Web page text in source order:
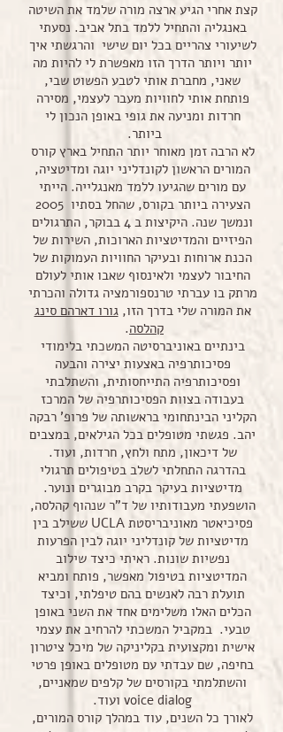
קצת אחרי הגיע ארצה מורה שלמד את השיטה
באנגליה והתחיל ללמד בתל אביב. נסעתי
לשיעורי צהריים בכל יום שישי והרגשתי איך
יותר ויותר הדרך הזו מאפשרת לי להיות מה
שאני, מחברת אותי לטבע הפשוט שבי,
פותחת אותי לחוויות מעבר לעצמי, מסירה
חרדות ומניעה את גופי באופן הנכון לי
ביותר.
לא הרבה זמן מאוחר יותר התחיל בארץ קורס
המורים הראשון לקונדליני יוגה ומדיטציה,
עם מורים שהגיעו ללמד מאנגלייה. הייתי
הצעירה ביותר בקורס, שהחל בסתיו 2005
ונמשך שנה. היקיצות ב 4 בבוקר, התרגולים
הפיזיים והמדיטציות הארוכות, השירות של
הכנת ארוחות ובעיקר החוויות העמוקות של
החיבור לעצמי ולאינסוף שאבו אותי לעולם
מרתק בו עברתי טרנספורמציה גדולה והכרתי
את המורה שלי בדרך הזו,גורו דארהם סינג
קהלסה.
בינתיים באוניברסיטה המשכתי בלימודי
פסיכותרפיה באצעות יצירה והבעה
ופסיכותרפיה התייחסותית, והשתלבתי
בעבודה בצוות הפסיכותרפיה של המרכז
הקליני הבינתחומי בראשותה של פרופ' רבקה
יהב. פגשתי מטופלים בכל הגילאים, במצבים
של דיכאון, מתח ולחץ, חרדות, ועוד.
בהדרגה התחלתי לשלב בטיפולים תרגולי
מדיטציות בעיקר בקרב מבוגרים ונוער.
הושפעתי מעבודותיו של ד"ר שנהוף קהלסה,
פסיכיאטר מאוניבריסטת UCLA ששילב בין
מדיטציות של קונדליני יוגה לבין הפרעות
נפשיות שונות. ראיתי כיצד שילוב
המדיטציות בטיפול מאפשר, פותח ומביא
תועלת רבה לאנשים בהם טיפלתי, וכיצד
הכלים האלו משלימים אחד את השני באופן
טבעי. במקביל המשכתי להרחיב את עצמי
אישית ומקצועית בקליניקה של מיכל ציטרון
בחיפה, שם עבדתי עם מטופלים באופן פרטי
והשתלמתי בקורסים של קלפים שמאניים,
voice dialog ועוד.
לאורך כל השנים, עוד במהלך קורס המורים,